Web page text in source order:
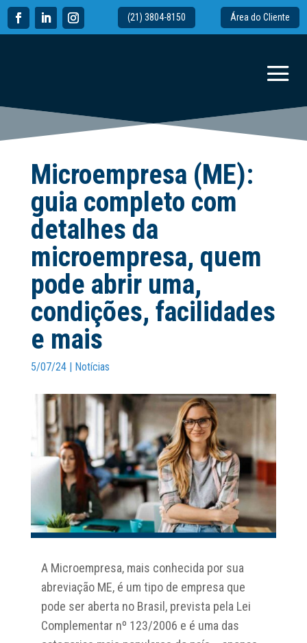
(21) 3804-8150 Área do Cliente
Microempresa (ME):
guia completo com
detalhes da
microempresa, quem
pode abrir uma,
condições, facilidades
e mais
5/07/24| Notícias
A Microempresa, mais conhecida por sua
abreviação ME, é um tipo de empresa que
pode ser aberta no Brasil, prevista pela Lei
Complementar nº 123/2006 e é uma das